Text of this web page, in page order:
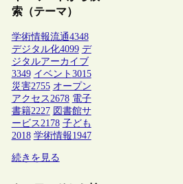
索（テーマ）
学術情報流通4348
デジタル化4099 デ
ジタルアーカイブ
3349 イベント 3015
災害2755 オープン
アクセス 2678 電子
書籍2227 図書館サ
ービス 2178 子ども
2018 学術情報1947
続きを見る